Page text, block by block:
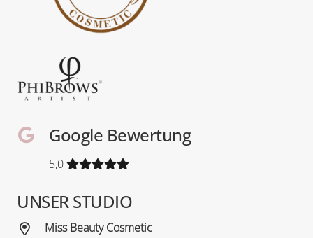
Google Bewertung
5,0
UNSER STUDIO
Miss Beauty Cosmetic